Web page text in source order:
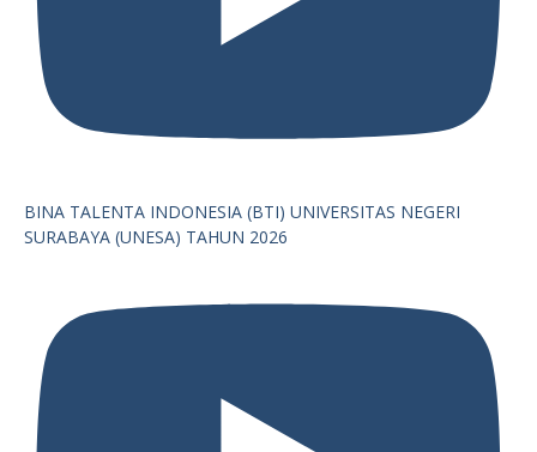
BINA TALENTA INDONESIA (BTI) UNIVERSITAS NEGERI
SURABAYA (UNESA) TAHUN 2026